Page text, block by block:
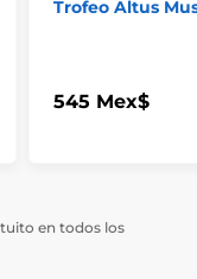
Trofeo Altus
545 Mex$
en todos los